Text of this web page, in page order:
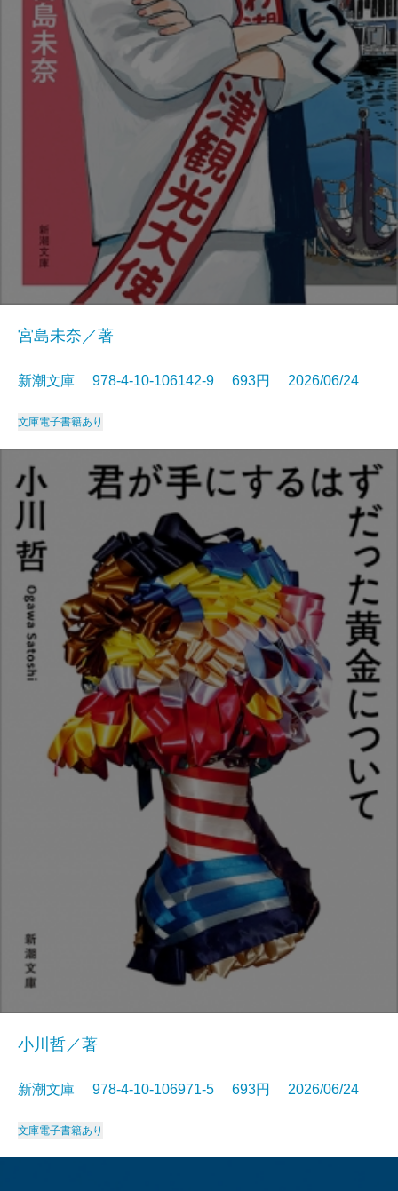
宮島未奈／著
新潮文庫 978-4-10-106142-9 693円 2026/06/24
文庫電子書籍あり
小川哲／著
新潮文庫 978-4-10-106971-5 693円 2026/06/24
文庫電子書籍あり